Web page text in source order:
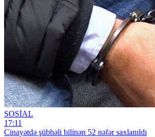
SOSİAL
17:11
Cinayətdə şübhəli bilinən 52 nəfər saxlanıldı